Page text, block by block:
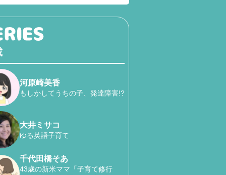
河原崎美香
もしかしてうちの子、発達障害!?
大井ミサコ
ゆる英語子育て
千代田橋そあ
43歳の新米ママ「子育て修行